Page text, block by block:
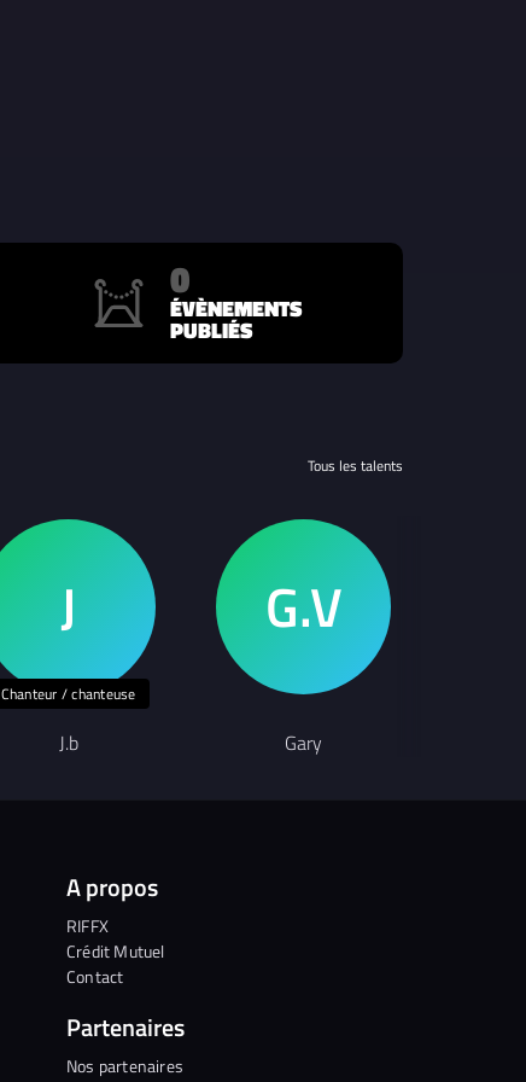
0
ÉVÈNEMENTS
PUBLIÉS
Tous les talents
Chanteur / chanteuse
J.b Gary
A propos
RIFFX
Crédit Mutuel
Contact
Partenaires
Nos partenaires